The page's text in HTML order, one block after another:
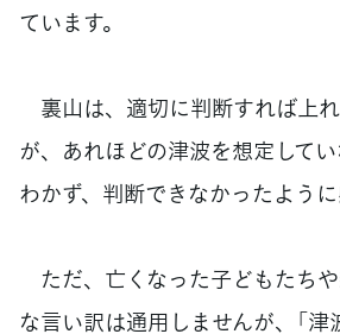
ています。
裏山は、適切に判断すれば上
が、あれほどの津波を想定して
わかず、判断できなかったように
ただ、亡くなった子どもたち
な言い訳は通用しませんが、「津